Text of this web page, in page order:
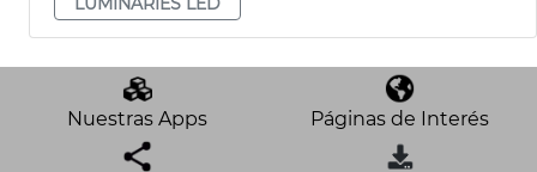
Nuestras Apps Páginas de Interés